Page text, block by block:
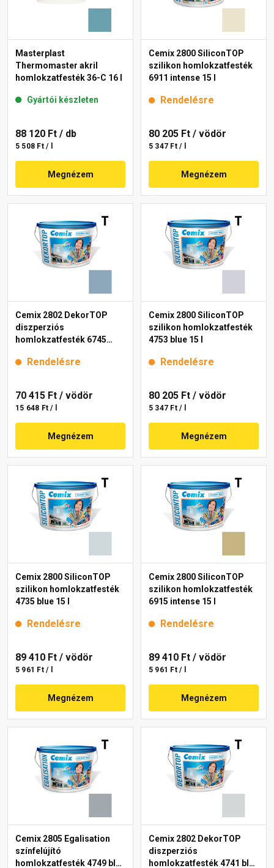
Masterplast
Thermomaster akril
homlokzatfesték 36-C 16 l
Gyártói készleten
88 120 Ft / db
5 508 Ft / l
Megnézem
Cemix 2800 SiliconTOP
szilikon homlokzatfesték
6911 intense 15 l
Rendelésre
80 205 Ft / vödör
5 347 Ft / l
Megnézem
Cemix 2802 DekorTOP
diszperziós
homlokzatfesték 6745
Rendelésre
70 415 Ft / vödör
15 648 Ft / l
Megnézem
Cemix 2800 SiliconTOP
szilikon homlokzatfesték
4753 blue 15 l
Rendelésre
80 205 Ft / vödör
5 347 Ft / l
Megnézem
Cemix 2800 SiliconTOP
szilikon homlokzatfesték
4735 blue 15 l
Rendelésre
89 410 Ft / vödör
5 961 Ft / l
Megnézem
Cemix 2800 SiliconTOP
szilikon homlokzatfesték
6915 intense 15 l
Rendelésre
89 410 Ft / vödör
5 961 Ft / l
Megnézem
Cemix 2805 Egalisation
színfelújító
homlokzatfesték 4749 blue
Cemix 2802 DekorTOP
diszperziós
homlokzatfesték 4741 blue